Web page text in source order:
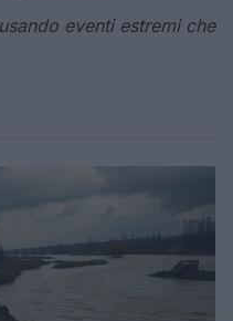
eventi estremi che